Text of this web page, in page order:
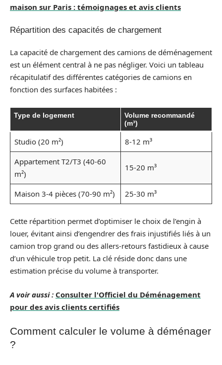
maison sur Paris : témoignages et avis clients
Répartition des capacités de chargement
La capacité de chargement des camions de déménagement
est un élément central à ne pas négliger. Voici un tableau
récapitulatif des différentes catégories de camions en
fonction des surfaces habitées :
Type de logement
Volume recommandé
(m³)
Studio (20 m²)
8-12 m³
Appartement T2/T3 (40-60
m²)
15-20 m³
Maison 3-4 pièces (70-90 m²) 25-30 m³
Cette répartition permet d’optimiser le choix de l’engin à
louer, évitant ainsi d’engendrer des frais injustifiés liés à un
camion trop grand ou des allers-retours fastidieux à cause
d’un véhicule trop petit. La clé réside donc dans une
estimation précise du volume à transporter.
A voir aussi : Consulter l'Officiel du Déménagement
pour des avis clients certifiés
Comment calculer le volume à déménager
?